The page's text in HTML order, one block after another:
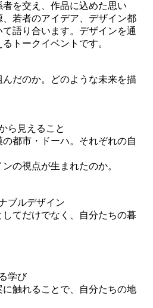
を交え、作品に込めた思い
若者のアイデア、デザイン都
語り合います。デザインを通
トークイベントです。
だのか。どのような未来を描
ら見えること
都市・ドーハ。それぞれの自
の視点が生まれたのか。
ブルデザイン
てだけでなく、自分たちの暮
学び
触れることで、自分たちの地